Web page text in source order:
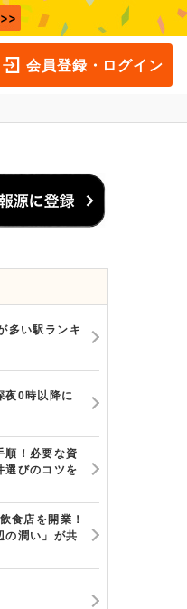
会員登録・ログイン
多い駅ランキ
夜0時以降に
順！必要な資
選びのコツを
食店を開業！
の潤い」が共